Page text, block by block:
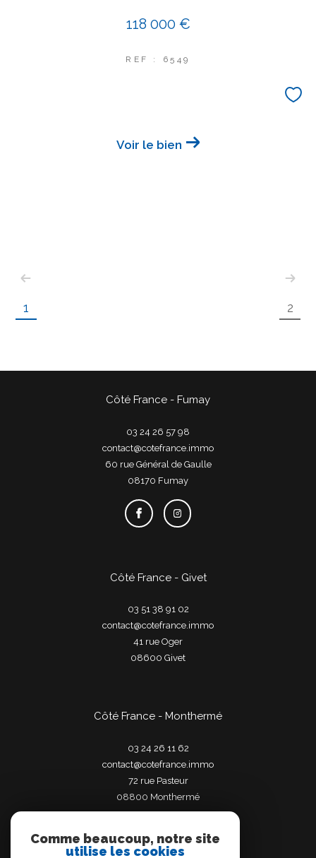
118 000 €
REF : 6549
Voir le bien
1 2
Côté France - Fumay
03 24 26 57 98
contact@cotefrance.immo
60 rue Général de Gaulle
08170
fumay
Côté France - Givet
03 51 38 91 02
contact@cotefrance.immo
41 rue Oger
08600
givet
Côté France - Monthermé
03 24 26 11 62
contact@cotefrance.immo
72 rue Pasteur
08800
monthermé
Adhérents
Comme beaucoup, notre site
utilise les cookies